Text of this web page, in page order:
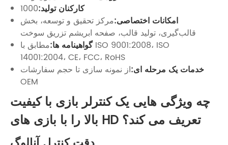
کارکنان تولید:1000
امکانات اختصاصی:مرکز تحقیق و توسعه، بخش
قالب‌گیری، تولید قالب، صفحه ابریشم تزریق سوخت
گواهینامه ها:مطابق با ISO 9001:2008، ISO
14001:2004، CE، FCC، RoHS
خدمات یک مرحله ای:از نمونه سازی تا حجم سفارشات
OEM
چه ویژگی هایی یک کنترلر بازی با کیفیت
بالا را با بازی های HD تعریف می کند؟